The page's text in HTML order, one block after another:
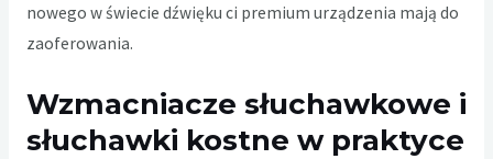
nowego w świecie dźwięku ci premium urządzenia mają do
zaoferowania.
Wzmacniacze słuchawkowe i
słuchawki kostne w praktyce